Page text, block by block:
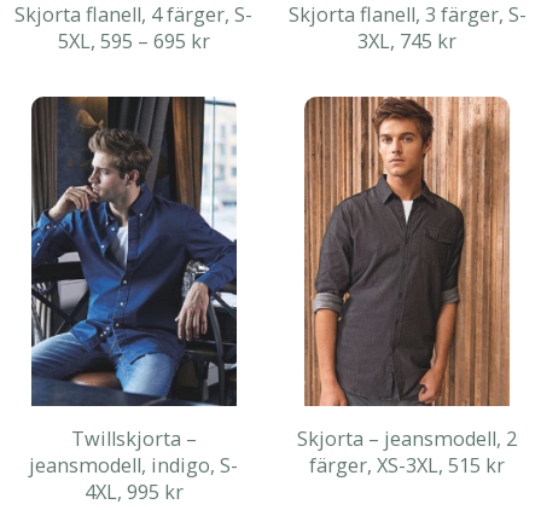
Skjorta flanell, 4 färger, S-
5XL, 595 – 695 kr
Skjorta flanell, 3 färger, S-
3XL, 745 kr
Twillskjorta –
jeansmodell, indigo, S-
4XL, 995 kr
Skjorta – jeansmodell, 2
färger, XS-3XL, 515 kr